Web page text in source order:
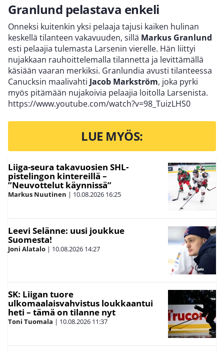
Granlund pelastava enkeli
Onneksi kuitenkin yksi pelaaja tajusi kaiken hulinan
keskellä tilanteen vakavuuden, sillä Markus Granlund
esti pelaajia tulemasta Larsenin vierelle. Hän liittyi
nujakkaan rauhoittelemalla tilannetta ja levittämällä
käsiään vaaran merkiksi. Granlundia avusti tilanteessa
Canucksin maalivahti Jacob Markström, joka pyrki
myös pitämään nujakoivia pelaajia loitolla Larsenista.
https://www.youtube.com/watch?v=98_TuizLHS0
LUE MYÖS:
Liiga-seura takavuosien SHL-
pistelingon kintereillä –
”Neuvottelut käynnissä”
Markus Nuutinen | 10.08.2026 16:25
Leevi Selänne: uusi joukkue
Suomesta!
Joni Alatalo | 10.08.2026 14:27
SK: Liigan tuore
ulkomaalaisvahvistus loukkaantui
heti – tämä on tilanne nyt
Toni Tuomala | 10.08.2026 11:37